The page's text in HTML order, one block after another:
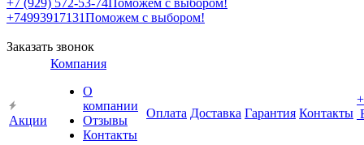
+7 (929) 572-53-74Поможем с выбором!
+74993917131Поможем с выбором!
Заказать звонок
Акции
Компания
О
компании
Отзывы
Контакты
Оплата Доставка Гарантия Контакты
+